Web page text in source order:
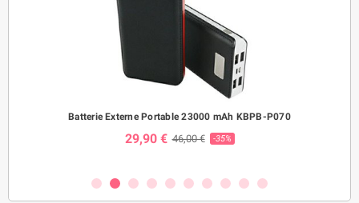
Batterie Externe Portable 23000 mAh KBPB-P070
29,90 € 46,00 € -35%